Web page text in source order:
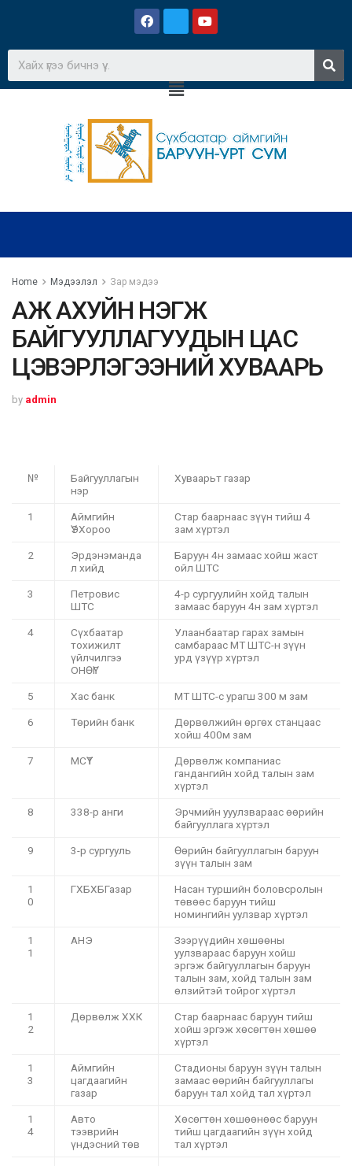
Home Мэдээлэл Зар мэдээ
АЖ АХУЙН НЭГЖ
БАЙГУУЛЛАГУУДЫН ЦАС
ЦЭВЭРЛЭГЭЭНИЙ ХУВААРЬ
by admin
№
Байгууллагын
нэр
Хуваарьт газар
1
Аймгийн
ҮЭХороо
Стар баарнаас зүүн тийш 4
зам хүртэл
2
Эрдэнэманда
л хийд
Баруун 4н замаас хойш жаст
ойл ШТС
3
Петровис
ШТС
4-р сургуулийн хойд талын
замаас баруун 4н зам хүртэл
4
Сүхбаатар
тохижилт
үйлчилгээ
ОНӨҮГ
Улаанбаатар гарах замын
самбараас МТ ШТС-н зүүн
урд үзүүр хүртэл
5 Хас банк МТ ШТС-с урагш 300 м зам
6 Төрийн банк
Дөрвөлжийн өргөх станцаас
хойш 400м зам
7 МСҮТ
Дөрвөлж компаниас
гандангийн хойд талын зам
хүртэл
8 338-р анги
Эрчмийн ууулзвараас өөрийн
байгууллага хүртэл
9 3-р сургууль
Өөрийн байгууллагын баруун
зүүн талын зам
1
0
ГХБХБГазар
Насан туршийн боловсролын
төвөөс баруун тийш
номингийн уулзвар хүртэл
1
1
АНЭ
Зээрүүдийн хөшөөны
уулзвараас баруун хойш
эргэж байгууллагын баруун
талын зам, хойд талын зам
өлзийтэй тойрог хүртэл
1
2
Дөрвөлж ХХК
Стар баарнаас баруун тийш
хойш эргэж хөсөгтөн хөшөө
хүртэл
1
3
Аймгийн
цагдаагийн
газар
Стадионы баруун зүүн талын
замаас өөрийн байгууллагы
баруун тал хойд тал хүртэл
1
4
Авто
тээврийн
үндэсний төв
Хөсөгтөн хөшөөнөөс баруун
тийш цагдаагийн зүүн хойд
тал хүртэл